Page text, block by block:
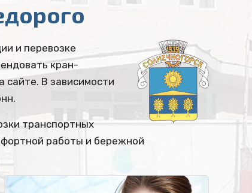
и перевозке
кран-
сайте. В зависимости
транспортных
работы и бережной